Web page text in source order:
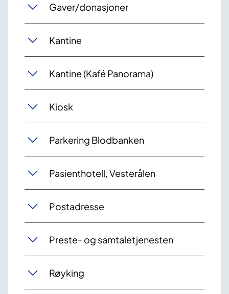
Gaver/donasjoner
Kantine
Kantine (Kafé Panorama)
Kiosk
Parkering Blodbanken
Pasienthotell, Vesterålen
Postadresse
Preste- og samtaletjenesten
Røyking